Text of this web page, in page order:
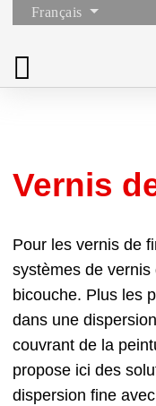
Français
Vernis
Pour les vernis de
systèmes de
bicouche. Plus les
dans une
couvrant de la
propose ici des
dispersion fine